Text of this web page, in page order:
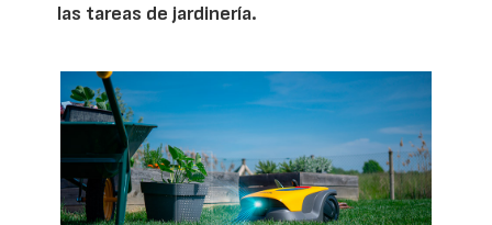
las tareas de jardinería.